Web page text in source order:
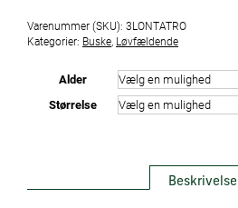
Varenummer (SKU): 3LONTATRO
Kategorier: Buske Løvfældende
Alder
Størrelse
Beskrivelse